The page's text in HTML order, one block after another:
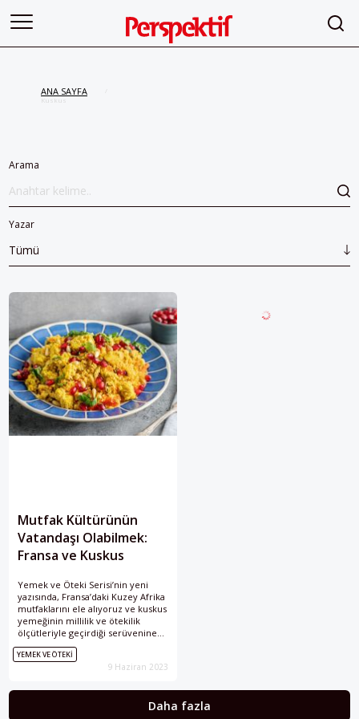
ANA SAYFA
Kuskus
Arama
Yazar
Tümü
Mutfak Kültürünün
Vatandaşı Olabilmek:
Fransa ve Kuskus
Yemek ve Öteki Serisi’nin yeni
yazısında, Fransa’daki Kuzey Afrika
mutfaklarını ele alıyoruz ve kuskus
yemeğinin millilik ve ötekilik
ölçütleriyle geçirdiği serüvenine
bakıyoruz.
YEMEK VE ÖTEKİ
9 Haziran 2023
Daha fazla